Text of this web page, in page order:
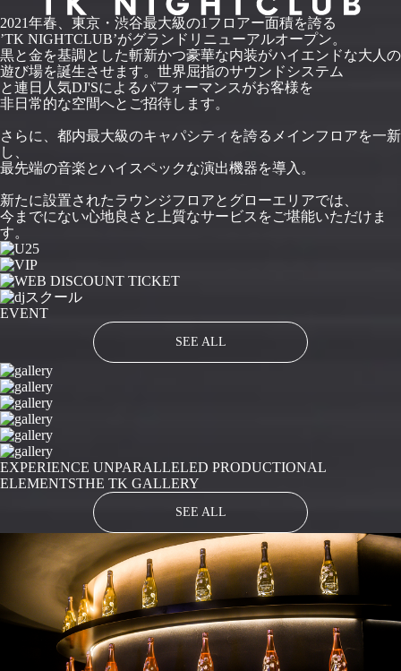
2021年春、東京・渋谷最大級の1フロアー面積を誇る
’TK NIGHTCLUB’がグランドリニューアルオープン。
黒と金を基調とした斬新かつ豪華な内装がハイエンドな大人の
遊び場を誕生させます。世界屈指のサウンドシステム
と連日人気DJ'Sによるパフォーマンスがお客様を
非日常的な空間へとご招待します。
さらに、都内最大級のキャパシティを誇るメインフロアを一新
し、
最先端の音楽とハイスペックな演出機器を導入。
新たに設置されたラウンジフロアとグローエリアでは、
今までにない心地良さと上質なサービスをご堪能いただけま
す。
EVENT
SEE ALL
EXPERIENCE UNPARALLELED PRODUCTIONAL
ELEMENTSTHE TK GALLERY
SEE ALL